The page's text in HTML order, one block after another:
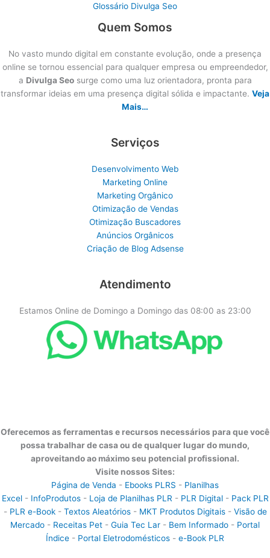
Glossário Divulga Seo
Quem Somos
No vasto mundo digital em constante evolução, onde a presença
online se tornou essencial para qualquer empresa ou empreendedor,
a Divulga Seosurge como uma luz orientadora, pronta para
transformar ideias em uma presença digital sólida e impactante. Veja
Mais…
Serviços
Desenvolvimento Web
Marketing Online
Marketing Orgânico
Otimização de Vendas
Otimização Buscadores
Anúncios Orgânicos
Criação de Blog Adsense
Atendimento
Estamos Online de Domingo a Domingo das 08:00 as 23:00
Oferecemos as ferramentas e recursos necessários para que você
possa trabalhar de casa ou de qualquer lugar do mundo,
aproveitando ao máximo seu potencial profissional.
Visite nossos Sites:
Página de Venda - Ebooks PLRS - Planilhas
Excel- InfoProdutos- Loja de Planilhas PLR - PLR Digital- Pack PLR
- PLR e-Book- Textos Aleatórios- MKT Produtos Digitais- Visão de
Mercado - Receitas Pet - Guia Tec Lar - Bem Informado - Portal
Índice - Portal Eletrodomésticos - e-Book PLR